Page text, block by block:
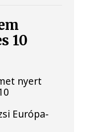
10
nyert
Európa-